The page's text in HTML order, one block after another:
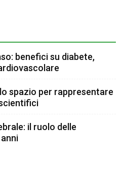
benefici su diabete,
spazio per rappresentare
il ruolo delle